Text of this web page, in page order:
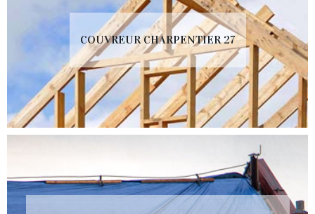
COUVREUR CHARPENTIER 27